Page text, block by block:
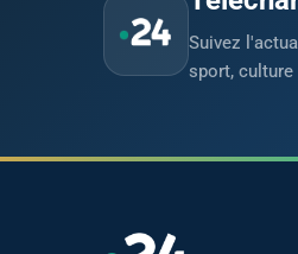
Suivez
sport,